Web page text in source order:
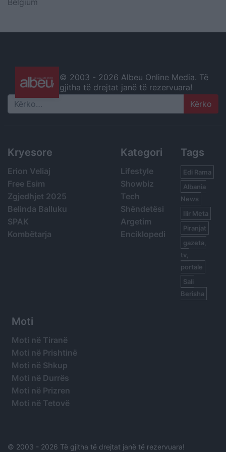
Belgium
© 2003 - 2026 Albeu Online Media. Të
gjitha të drejtat janë të rezervuara!
Search
Kryesore
Erion Veliaj
Free Esim
Zgjedhjet 2025
Belinda Balluku
SPAK
Kombëtarja
Kategori
Lifestyle
Showbiz
Tech
Shëndetësi
Argetim
Enciklopedi
Tags
Edi Rama
Albania
News
Ilir Meta
Piranjat
gazeta,
tv,
portale
Sali
Berisha
Moti
Moti në Tiranë
Moti në Prishtinë
Moti në Shkup
Moti në Durrës
Moti në Prizren
Moti në Tetovë
© 2003 - 2026 Të gjitha të drejtat janë të rezervuara!